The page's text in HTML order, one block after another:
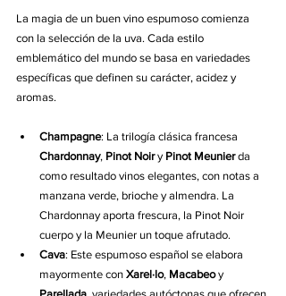
La magia de un buen vino espumoso comienza
con la selección de la uva. Cada estilo
emblemático del mundo se basa en variedades
específicas que definen su carácter, acidez y
aromas.
Champagne: La trilogía clásica francesa
Chardonnay, Pinot Noir y Pinot Meunier da
como resultado vinos elegantes, con notas a
manzana verde, brioche y almendra. La
Chardonnay aporta frescura, la Pinot Noir
cuerpo y la Meunier un toque afrutado.
Cava: Este espumoso español se elabora
mayormente con Xarel·lo, Macabeo y
Parellada, variedades autóctonas que ofrecen